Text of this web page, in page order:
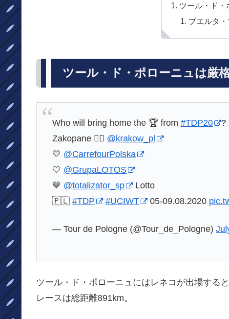
ツール・ド・
ブエルタ
ツール・ド・ポローニュは厳
Who will bring home the 🏆 from#TDP20
?
Zakopane 👉🏻 @krakow_pl
💛 @CarrefourPolska
🤍 @GrupaLOTOS
💙 @totalizator_sp
Lotto
🇵🇱#TDP #UCIWT 05-09.08.2020
— Tour de Pologne (@Tour_de_Pologne)
ツール・ド・ポローニュにはレネコが出場する
レースは総距離891km。